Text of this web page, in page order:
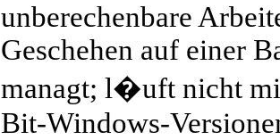
unberechenbare
Geschehen auf einer
managt; l�uft nicht
Bit-Windows-